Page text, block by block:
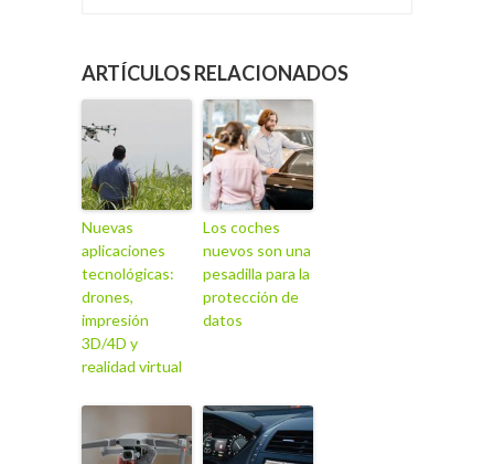
ARTÍCULOS RELACIONADOS
Nuevas
aplicaciones
tecnológicas:
drones,
impresión
3D/4D y
realidad virtual
Los coches
nuevos son una
pesadilla para la
protección de
datos